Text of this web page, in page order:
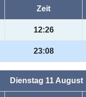
Zeit
12:26
23:08
Dienstag 11 August